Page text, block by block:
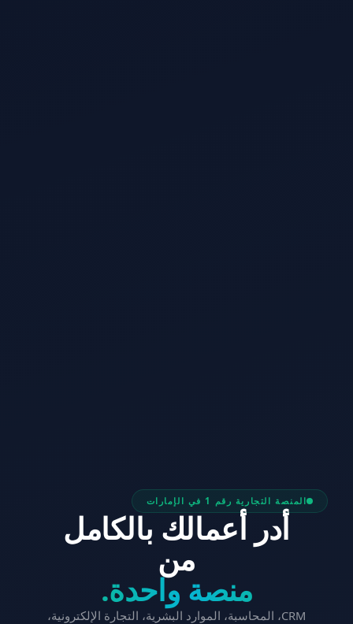
المنصة التجارية رقم 1 في الإمارات
أدر أعمالك بالكامل
من
منصة واحدة.
CRM، المحاسبة، الموارد البشرية، التجارة الإلكترونية،